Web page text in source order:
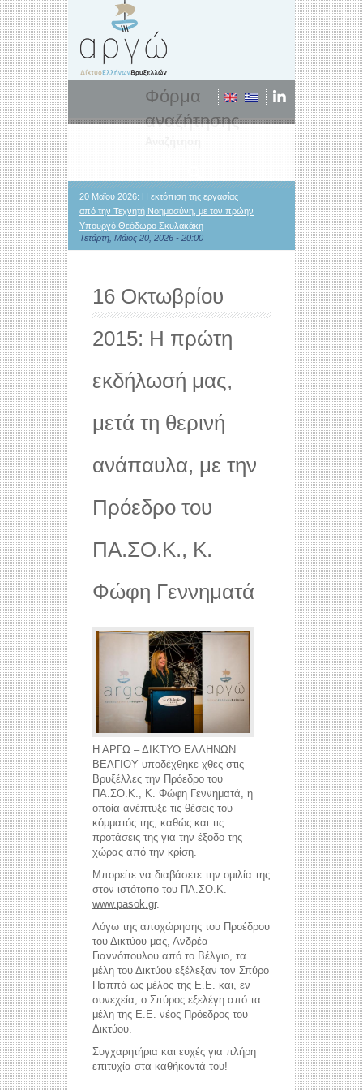
Φόρμα
αναζήτησης
20 Μαΐου 2026: Η εκτόπιση της εργασίας
από την Τεχνητή Νοημοσύνη, με τον πρώην
Υπουργό Θεόδωρο Σκυλακάκη
Τετάρτη, Μάιος 20, 2026 - 20:00
16 Οκτωβρίου
2015: Η πρώτη
εκδήλωσή μας,
μετά τη θερινή
ανάπαυλα, με την
Πρόεδρο του
ΠΑ.ΣΟ.Κ., Κ.
Φώφη Γεννηματά
Η ΑΡΓΩ – ΔΙΚΤΥΟ ΕΛΛΗΝΩΝ
ΒΕΛΓΙΟΥ υποδέχθηκε χθες στις
Βρυξέλλες την Πρόεδρο του
ΠΑ.ΣΟ.Κ., Κ. Φώφη Γεννηματά, η
οποία ανέπτυξε τις θέσεις του
κόμματός της, καθώς και τις
προτάσεις της για την έξοδο της
χώρας από την κρίση.
Μπορείτε να διαβάσετε την ομιλία της
στον ιστότοπο του ΠΑ.ΣΟ.Κ.
www.pasok.gr.
Λόγω της αποχώρησης του Προέδρου
του Δικτύου μας, Ανδρέα
Γιαννόπουλου από το Βέλγιο, τα
μέλη του Δικτύου εξέλεξαν τον Σπύρο
Παππά ως μέλος της Ε.Ε. και, εν
συνεχεία, ο Σπύρος εξελέγη από τα
μέλη της Ε.Ε. νέος Πρόεδρος του
Δικτύου.
Συγχαρητήρια και ευχές για πλήρη
επιτυχία στα καθήκοντά του!
reddit videos download coloring pages for kids
horoscope love